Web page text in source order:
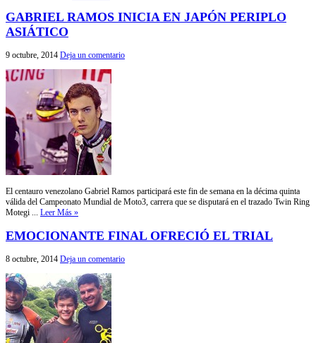
GABRIEL RAMOS INICIA EN JAPÓN PERIPLO
ASIÁTICO
9 octubre, 2014 Deja un comentario
El centauro venezolano Gabriel Ramos participará este fin de semana en la décima quinta
válida del Campeonato Mundial de Moto3, carrera que se disputará en el trazado Twin Ring
Motegi ... Leer Más »
EMOCIONANTE FINAL OFRECIÓ EL TRIAL
8 octubre, 2014 Deja un comentario